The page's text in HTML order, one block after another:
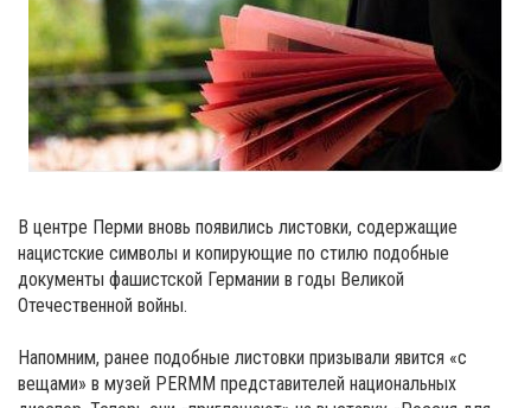
В центре Перми вновь появились листовки, содержащие
нацистские символы и копирующие по стилю подобные
документы фашистской Германии в годы Великой
Отечественной войны.
Напомним, ранее подобные листовки призывали явится «с
вещами» в музей PERMM представителей национальных